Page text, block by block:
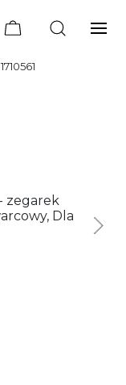
1710561